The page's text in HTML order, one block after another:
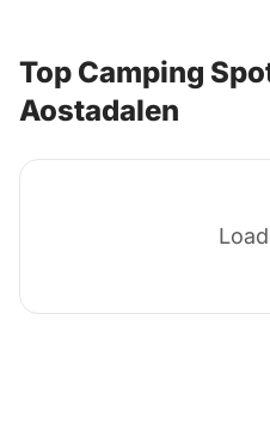
Top Camping
Aostadalen